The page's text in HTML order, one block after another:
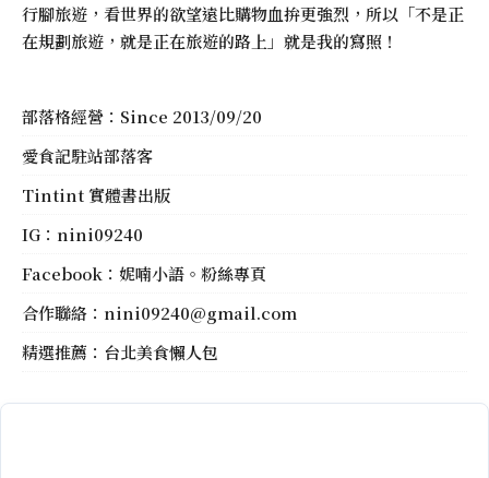
行腳旅遊，看世界的欲望遠比購物血拚更強烈，所以「不是正
在規劃旅遊，就是正在旅遊的路上」就是我的寫照！
部落格經營：Since 2013/09/20
愛食記駐站部落客
Tintint 實體書出版
IG： nini09240
Facebook： 妮喃小語。粉絲專頁
合作聯絡： nini09240@gmail.com
精選推薦： 台北美食懶人包